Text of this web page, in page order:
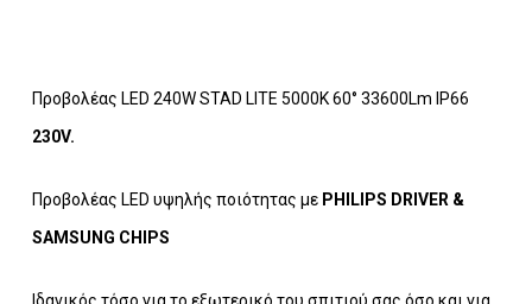
Προβολέας LED 240W STAD LITE 5000K 60° 33600Lm IP66
230V.
Προβολέας LED υψηλής ποιότητας μεPHILIPS DRIVER &
SAMSUNG CHIPS